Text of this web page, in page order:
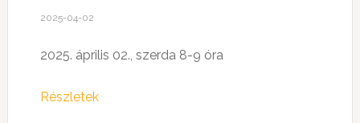
2025-04-02
2025. április 02., szerda 8-9 óra
Részletek